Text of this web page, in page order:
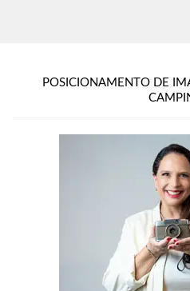
POSICIONAMENTO DE